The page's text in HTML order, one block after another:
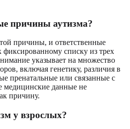
причины аутизма?
причины, и ответственные
фиксированному списку из трех
указывает на множество
включая генетику, различия в
пренатальные или связанные с
медицинские данные не
причину.
у взрослых?